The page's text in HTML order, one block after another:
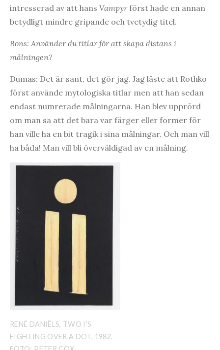
intresserad av att hans Vampyr först hade en annan
betydligt mindre gripande och tvetydig titel.
Bons: Använder du titlar för att skapa distans i
målningen?
Dumas: Det är sant, det gör jag. Jag läste att Rothko
först använde mytologiska titlar men att han sedan
endast numrerade målningarna. Han blev upprörd
om man sa att det bara var färger eller former för
han ville ha en bit tragik i sina målningar. Och man vill
ha båda! Man vill bli överväldigad av en målning.
RENÉ DANIËLS, TWO I’S
FIGHTING OVER A DOT, 1982.